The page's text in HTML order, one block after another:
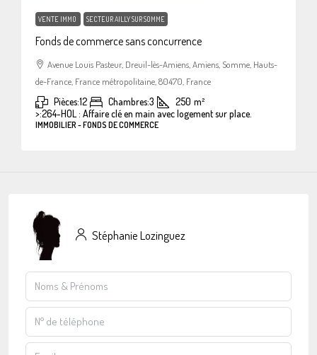
VENTE IMMO SECTEUR AILLY SUR SOMME
Fonds de commerce sans concurrence
Avenue Louis Pasteur, Dreuil-lès-Amiens, Amiens, Somme, Hauts-
de-France, France métropolitaine, 80470, France
Pièces:12 Chambres:3 250 m²
>:264-HOL : Affaire clé en main avec logement sur place.
IMMOBILIER - FONDS DE COMMERCE
Stéphanie Lozinguez